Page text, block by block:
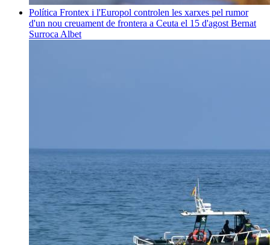
Política Frontex i l'Europol controlen les xarxes pel rumor
d'un nou creuament de frontera a Ceuta el 15 d'agost Bernat
Surroca Albet